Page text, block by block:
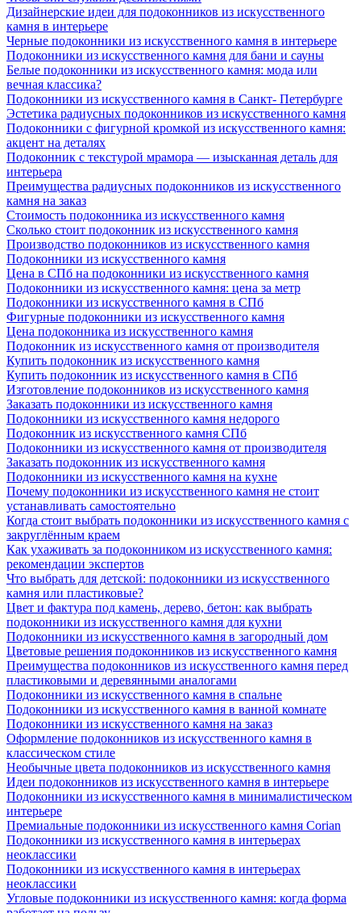
Дизайнерские идеи для подоконников из искусственного
камня в интерьере
Черные подоконники из искусственного камня в интерьере
Подоконники из искусственного камня для бани и сауны
Белые подоконники из искусственного камня: мода или
вечная классика?
Подоконники из искусственного камня в Санкт- Петербурге
Эстетика радиусных подоконников из искусственного камня
Подоконники с фигурной кромкой из искусственного камня:
акцент на деталях
Подоконник с текстурой мрамора — изысканная деталь для
интерьера
Преимущества радиусных подоконников из искусственного
камня на заказ
Стоимость подоконника из искусственного камня
Сколько стоит подоконник из искусственного камня
Производство подоконников из искусственного камня
Подоконники из искусственного камня
Цена в СПб на подоконники из искусственного камня
Подоконники из искусственного камня: цена за метр
Подоконники из искусственного камня в СПб
Фигурные подоконники из искусственного камня
Цена подоконника из искусственного камня
Подоконник из искусственного камня от производителя
Купить подоконник из искусственного камня
Купить подоконник из искусственного камня в СПб
Изготовление подоконников из искусственного камня
Заказать подоконники из искусственного камня
Подоконники из искусственного камня недорого
Подоконник из искусственного камня СПб
Подоконники из искусственного камня от производителя
Заказать подоконник из искусственного камня
Подоконники из искусственного камня на кухне
Почему подоконники из искусственного камня не стоит
устанавливать самостоятельно
Когда стоит выбрать подоконники из искусственного камня с
закруглённым краем
Как ухаживать за подоконником из искусственного камня:
рекомендации экспертов
Что выбрать для детской: подоконники из искусственного
камня или пластиковые?
Цвет и фактура под камень, дерево, бетон: как выбрать
подоконники из искусственного камня для кухни
Подоконники из искусственного камня в загородный дом
Цветовые решения подоконников из искусственного камня
Преимущества подоконников из искусственного камня перед
пластиковыми и деревянными аналогами
Подоконники из искусственного камня в спальне
Подоконники из искусственного камня в ванной комнате
Подоконники из искусственного камня на заказ
Оформление подоконников из искусственного камня в
классическом стиле
Необычные цвета подоконников из искусственного камня
Идеи подоконников из искусственного камня в интерьере
Подоконники из искусственного камня в минималистическом
интерьере
Премиальные подоконники из искусственного камня Corian
Подоконники из искусственного камня в интерьерах
неоклассики
Подоконники из искусственного камня в интерьерах
неоклассики
Угловые подоконники из искусственного камня: когда форма